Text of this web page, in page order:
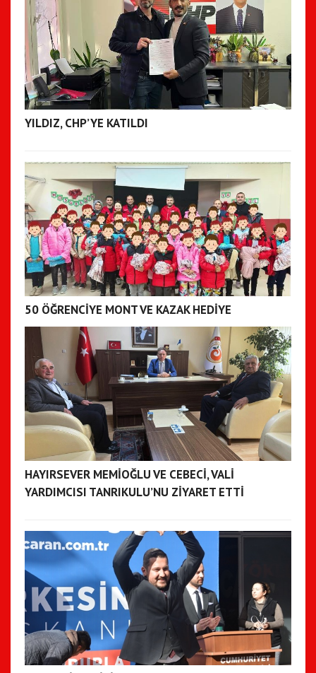
YILDIZ, CHP’YE KATILDI
50 ÖĞRENCİYE MONT VE KAZAK HEDİYE
HAYIRSEVER MEMİOĞLU VE CEBECİ, VALİ
YARDIMCISI TANRIKULU’NU ZİYARET ETTİ